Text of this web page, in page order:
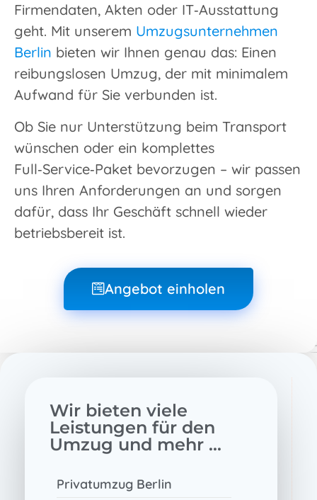
Firmendaten, Akten oder IT‑Ausstattung
geht. Mit unserem Umzugsunternehmen
Berlin bieten wir Ihnen genau das: Einen
reibungslosen Umzug, der mit minimalem
Aufwand für Sie verbunden ist.
Ob Sie nur Unterstützung beim Transport
wünschen oder ein komplettes
Full‑Service‑Paket bevorzugen – wir passen
uns Ihren Anforderungen an und sorgen
dafür, dass Ihr Geschäft schnell wieder
betriebsbereit ist.
Angebot einholen
Wir bieten viele
Leistungen für den
Umzug und mehr ...
Privatumzug Berlin